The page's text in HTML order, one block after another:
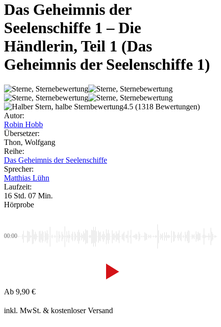
Das Geheimnis der
Seelenschiffe 1 – Die
Händlerin, Teil 1 (Das
Geheimnis der Seelenschiffe 1)
4.5 (1318 Bewertungen)
Autor:
Robin Hobb
Übersetzer:
Thon, Wolfgang
Reihe:
Das Geheimnis der Seelenschiffe
Sprecher:
Matthias Lühn
Laufzeit:
16 Std. 07 Min.
Hörprobe
00:00
Ab 9,90 €
inkl. MwSt. & kostenloser Versand